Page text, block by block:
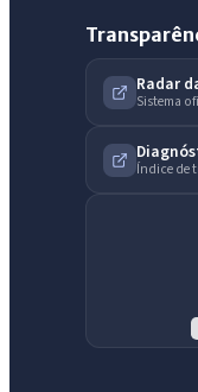
Radar
Sistema
Índice de